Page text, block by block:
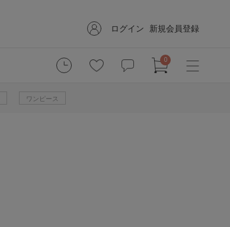
ログイン 新規会員登録
0
ワンピース